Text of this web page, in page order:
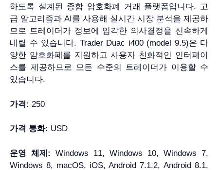
하도록 설계된 종합 암호화폐 거래 플랫폼입니다. 고
급 알고리즘과 AI를 사용해 실시간 시장 분석을 제공하
므로 트레이더가 정보에 입각한 의사결정을 신속하게
내릴 수 있습니다. Trader Duac i400 (model 9.5)은 다
양한 암호화폐를 지원하고 사용자 친화적인 인터페이
스를 제공하므로 모든 수준의 트레이더가 이용할 수
있습니다.
가격: 250
가격 통화: USD
운영 체제: Windows 11, Windows 10, Windows 7,
Windows 8, macOS, iOS, Android 7.1.2, Android 8.1,